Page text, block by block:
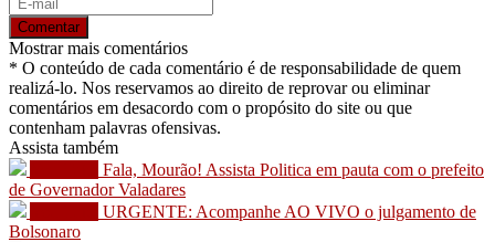
Comentar
Mostrar mais comentários
* O conteúdo de cada comentário é de responsabilidade de quem
realizá-lo. Nos reservamos ao direito de reprovar ou eliminar
comentários em desacordo com o propósito do site ou que
contenham palavras ofensivas.
Assista também
Fala, Mourão! Assista Politica em pauta com o prefeito
de Governador Valadares
URGENTE: Acompanhe AO VIVO o julgamento de
Bolsonaro